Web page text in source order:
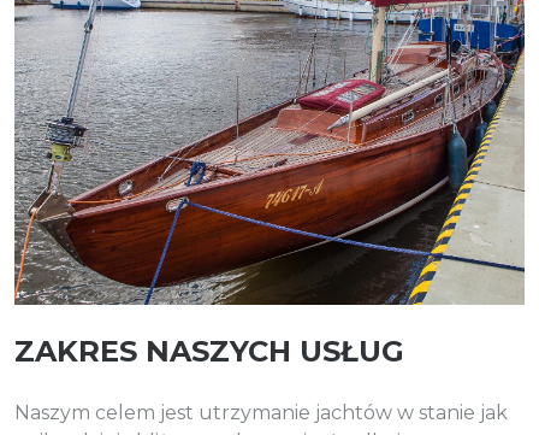
ZAKRES NASZYCH USŁUG
Naszym celem jest utrzymanie jachtów w stanie jak